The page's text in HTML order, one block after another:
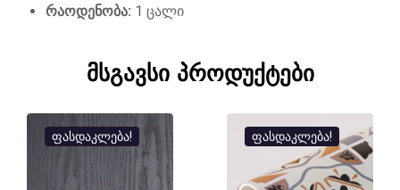
რაოდენობა: 1 ცალი
მსგავსი პროდუქტები
ფასდაკლება! ფასდაკლება!